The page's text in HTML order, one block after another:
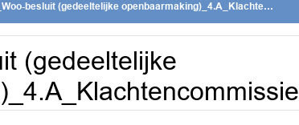
besluit (gedeeltelijke openbaarmaking)_4.A_Klachtencommissie
(gedeeltelijke